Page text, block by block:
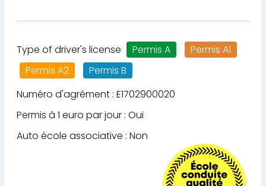
Type of driver's license Permis A
Permis A1
Permis A2
Permis B
Numéro d'agrément : E1702900020
Permis à 1 euro par jour : Oui
Auto école associative : Non